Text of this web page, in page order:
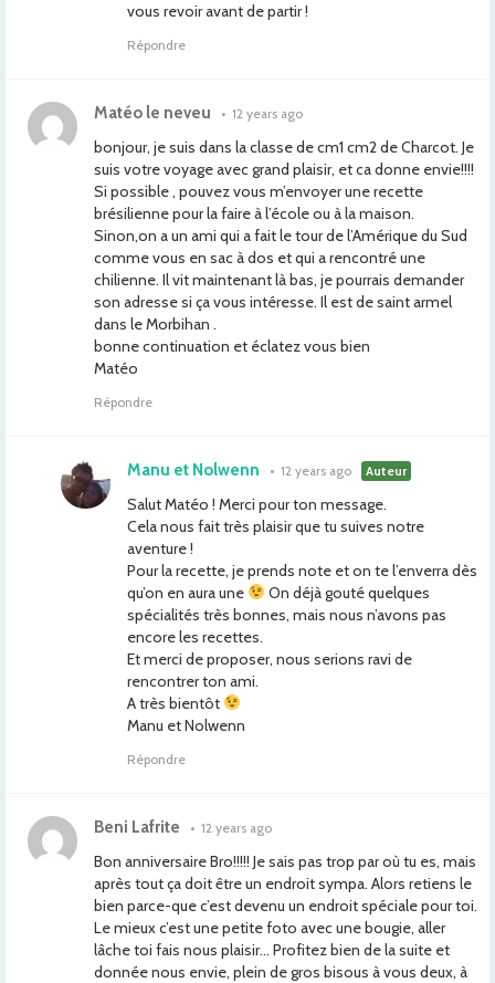
vous revoir avant de partir !
Répondre
Matéo le neveu • 12 years ago
bonjour, je suis dans la classe de cm1 cm2 de Charcot. Je
suis votre voyage avec grand plaisir, et ca donne envie!!!!
Si possible , pouvez vous m’envoyer une recette
brésilienne pour la faire à l’école ou à la maison.
Sinon,on a un ami qui a fait le tour de l’Amérique du Sud
comme vous en sac à dos et qui a rencontré une
chilienne. Il vit maintenant là bas, je pourrais demander
son adresse si ça vous intéresse. Il est de saint armel
dans le Morbihan .
bonne continuation et éclatez vous bien
Matéo
Répondre
Manu et Nolwenn • 12 years ago Auteur
Salut Matéo ! Merci pour ton message.
Cela nous fait très plaisir que tu suives notre
aventure !
Pour la recette, je prends note et on te l’enverra dès
qu’on en aura une
On déjà gouté quelques
spécialités très bonnes, mais nous n’avons pas
encore les recettes.
Et merci de proposer, nous serions ravi de
rencontrer ton ami.
A très bientôt
Manu et Nolwenn
Répondre
Beni Lafrite • 12 years ago
Bon anniversaire Bro!!!!! Je sais pas trop par où tu es, mais
après tout ça doit être un endroit sympa. Alors retiens le
bien parce-que c’est devenu un endroit spéciale pour toi.
Le mieux c’est une petite foto avec une bougie, aller
lâche toi fais nous plaisir… Profitez bien de la suite et
donnée nous envie, plein de gros bisous à vous deux, à